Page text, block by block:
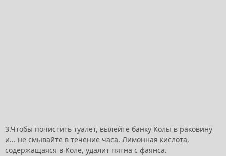
3.Чтобы почистить туалет, вылейте банку Колы в раковину
и... не смывайте в течение часа. Лимонная кислота,
содержащаяся в Коле, удалит пятна с фаянса.